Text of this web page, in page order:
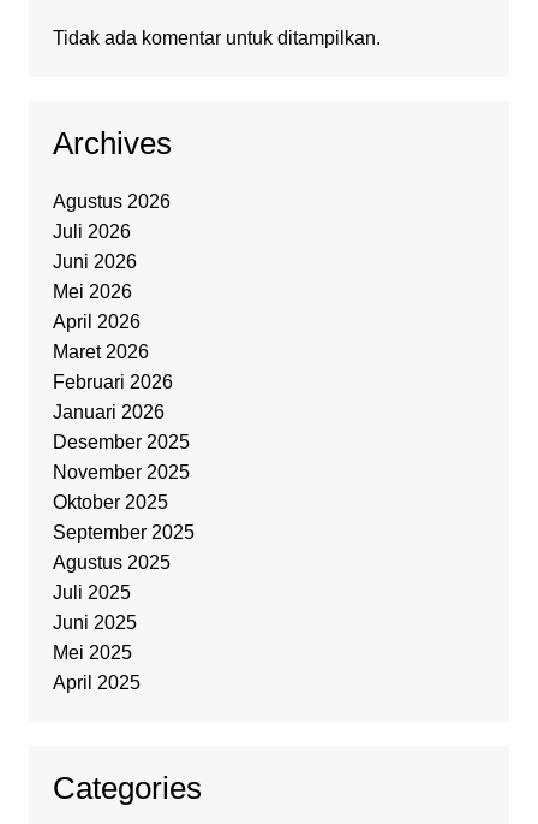
Tidak ada komentar untuk ditampilkan.
Archives
Agustus 2026
Juli 2026
Juni 2026
Mei 2026
April 2026
Maret 2026
Februari 2026
Januari 2026
Desember 2025
November 2025
Oktober 2025
September 2025
Agustus 2025
Juli 2025
Juni 2025
Mei 2025
April 2025
Categories